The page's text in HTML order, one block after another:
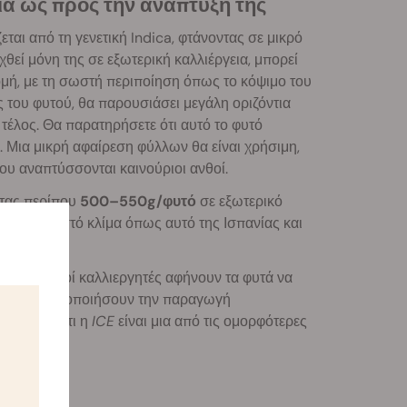
από τη γενετική Indica, φτάνοντας σε μικρό
μόνη της σε εξωτερική καλλιέργεια, μπορεί
με τη σωστή περιποίηση όπως το κόψιμο του
φυτού, θα παρουσιάσει μεγάλη οριζόντια
Θα παρατηρήσετε ότι αυτό το φυτό
μικρή αφαίρεση φύλλων θα είναι χρήσιμη,
αναπτύσσονται καινούριοι ανθοί.
περίπου 500–550g/φυτό σε εξωτερικό
ζεστό κλίμα όπως αυτό της Ισπανίας και
πολλοί καλλιεργητές αφήνουν τα φυτά να
να μεγιστοποιήσουν την παραγωγή
ότι η ICEείναι μια από τις ομορφότερες